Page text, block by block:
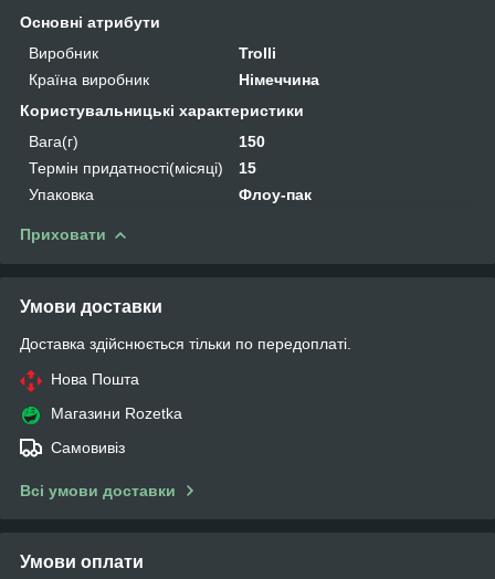
Основні атрибути
Виробник
Trolli
Країна виробник
Німеччина
Користувальницькі характеристики
Вага(г)
150
Термін придатності(місяці)
15
Упаковка
Флоу-пак
Приховати
Умови доставки
Доставка здійснюється тільки по передоплаті.
Нова Пошта
Магазини Rozetka
Самовивіз
Всі умови доставки
Умови оплати